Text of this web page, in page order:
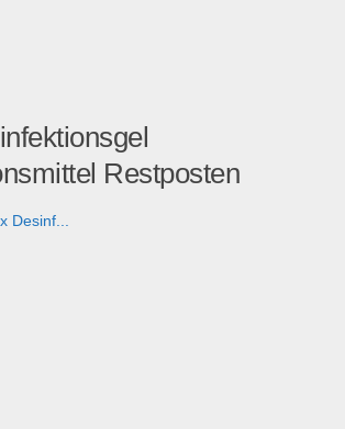
Restposten
Desinf...